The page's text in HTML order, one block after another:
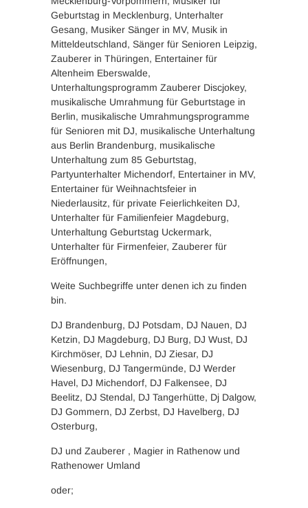
Geburtstag in Mecklenburg, Unterhalter
Gesang, Musiker Sänger in MV, Musik in
Mitteldeutschland, Sänger für Senioren Leipzig,
Zauberer in Thüringen, Entertainer für
Altenheim Eberswalde,
Unterhaltungsprogramm Zauberer Discjokey,
musikalische Umrahmung für Geburtstage in
Berlin, musikalische Umrahmungsprogramme
für Senioren mit DJ, musikalische Unterhaltung
aus Berlin Brandenburg, musikalische
Unterhaltung zum 85 Geburtstag,
Partyunterhalter Michendorf, Entertainer in MV,
Entertainer für Weihnachtsfeier in
Niederlausitz, für private Feierlichkeiten DJ,
Unterhalter für Familienfeier Magdeburg,
Unterhaltung Geburtstag Uckermark,
Unterhalter für Firmenfeier, Zauberer für
Eröffnungen,
Weite Suchbegriffe unter denen ich zu finden
bin.
DJ Brandenburg, DJ Potsdam, DJ Nauen, DJ
Ketzin, DJ Magdeburg, DJ Burg, DJ Wust, DJ
Kirchmöser, DJ Lehnin, DJ Ziesar, DJ
Wiesenburg, DJ Tangermünde, DJ Werder
Havel, DJ Michendorf, DJ Falkensee, DJ
Beelitz, DJ Stendal, DJ Tangerhütte, Dj Dalgow,
DJ Gommern, DJ Zerbst, DJ Havelberg, DJ
Osterburg,
DJ und Zauberer , Magier in Rathenow und
Rathenower Umland
oder;